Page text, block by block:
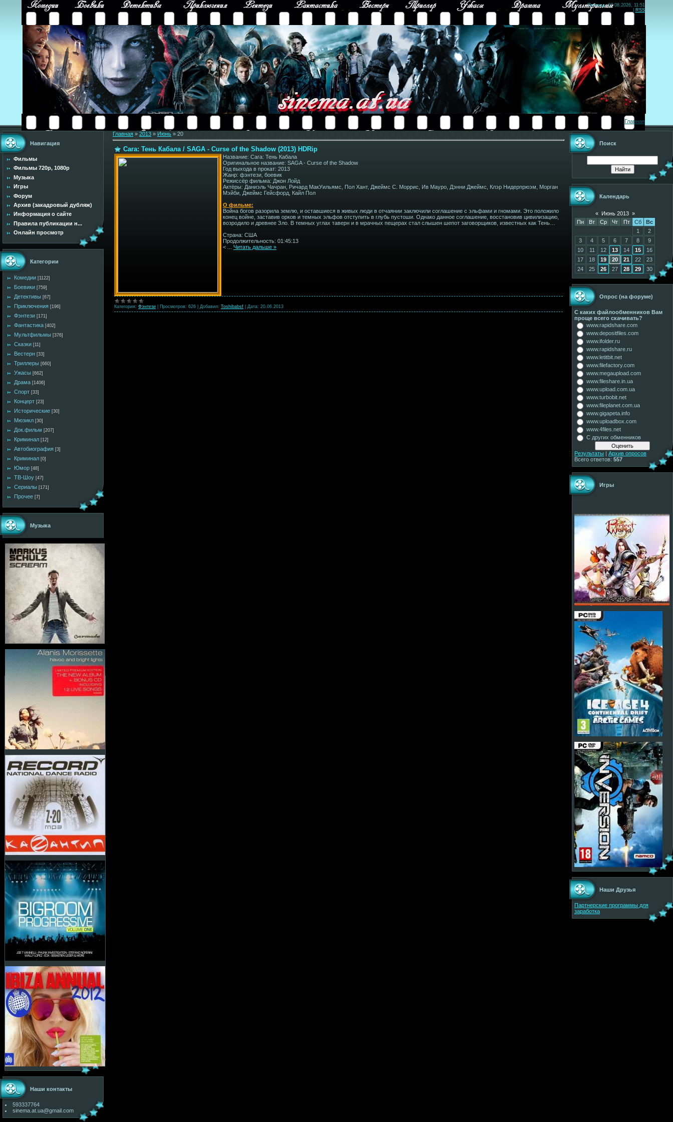
Пятница, 07.08.2026, 11:51
RSS
Главная
Навигация
Фильмы
Фильмы 720p, 1080p
Музыка
Игры
Форум
Архив (закадровый дубляж)
Информация о сайте
Правила публикации н...
Онлайн просмотр
Категории
Комедии [1122]
Боевики [759]
Детективы [67]
Приключения [196]
Фэнтези [171]
Фантастика [402]
Мультфильмы [376]
Сказки [11]
Вестерн [33]
Триллеры [660]
Ужасы [662]
Драма [1406]
Спорт [33]
Концерт [23]
Исторические [30]
Мюзикл [30]
Док.фильм [207]
Криминал [12]
Автобиография [3]
Криминал [0]
Юмор [48]
ТВ-Шоу [47]
Сериалы [171]
Прочее [7]
Музыка
Наши контакты
593337764
sinema.at.ua@gmail.com
Главная » 2013 » Июнь » 20
Сага: Тень Кабала / SAGA - Curse of the Shadow (2013) HDRip
Название: Сага: Тень Кабала
Оригинальное название: SAGA - Curse of the Shadow
Год выхода в прокат: 2013
Жанр: фэнтези, боевик
Режиссёр фильма: Джон Лойд
Актёры: Даниэль Чачран, Ричард МакУильямс, Пол Хант, Джеймс С. Моррис, Ив Мауро, Дэнни Джеймс, Клэр Нидерпрюэм, Морган
Мэйби, Джеймс Гейсфорд, Кайл Пол
О фильме:
Война богов разорила землю, и оставшиеся в живых люди в отчаянии заключили соглашение с эльфами и гномами. Это положило
конец войне, заставив орков и темных эльфов отступить в глубь пустоши. Однако данное соглашение, восстановив цивилизацию,
возродило и древнее Зло. В темных углах таверн и в мрачных пещерах стал слышен шепот заговорщиков, известных как Тень…
Страна: США
Продолжительность: 01:45:13
<
Читать дальше »
Категория: Фэнтези Просмотров: 626 Добавил: Toshibabsf Дата: 20.06.2013
Поиск
Календарь
« Июнь 2013 »
Пн
Вт Ср Чт Пт Сб
Вс
1
2
3
4 5 6 7 8
9
10
11 12 13 14 15
16
17
18 19 20 21 22
23
24
25 26 27 28 29 30
Опрос (на форуме)
С каких файлообменников Вам
проще всего скачивать?
www.rapidshare.com
www.depositfiles.com
www.ifolder.ru
www.rapidshare.ru
www.letitbit.net
www.filefactory.com
www.megaupload.com
www.fileshare.in.ua
www.upload.com.ua
www.turbobit.net
www.fileplanet.com.ua
www.gigapeta.info
www.uploadbox.com
www.4files.net
С других обменников
Результаты | Архив опросов
Всего ответов: 557
Игры
Наши Друзья
Партнерские программы для
заработка